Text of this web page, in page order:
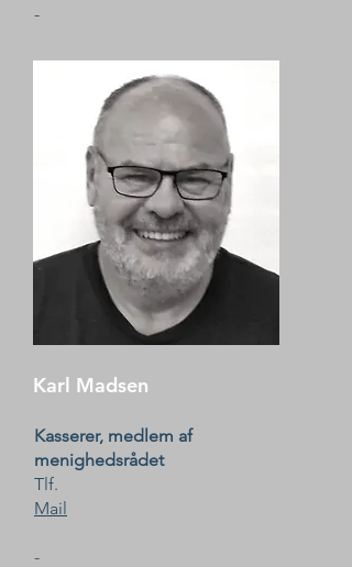
-
Karl Madsen
Kasserer, medlem af
menighedsrådet
Tlf.
Mail
-